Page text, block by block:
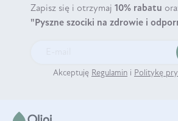
Zapisz się i otrzymaj 10% rabatu
"Pyszne szociki na zdrowie i
Akceptuję Regulamin i Politykę